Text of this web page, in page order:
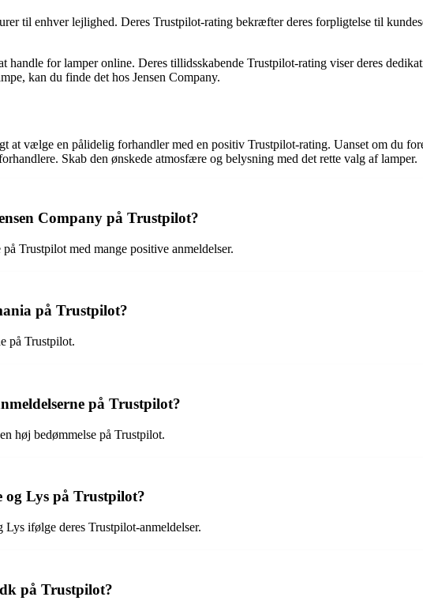
til enhver lejlighed. Deres Trustpilot-rating bekræfter deres forpligtelse til
handle for lamper online. Deres tillidsskabende Trustpilot-rating viser deres
kan du finde det hos Jensen Company.
at vælge en pålidelig forhandler med en positiv Trustpilot-rating. Uanset om du
Skab den ønskede atmosfære og belysning med det rette valg af lamper.
Company på Trustpilot?
Trustpilot med mange positive anmeldelser.
på Trustpilot?
på Trustpilot.
på Trustpilot?
høj bedømmelse på Trustpilot.
og Lys på Trustpilot?
ifølge deres Trustpilot-anmeldelser.
på Trustpilot?